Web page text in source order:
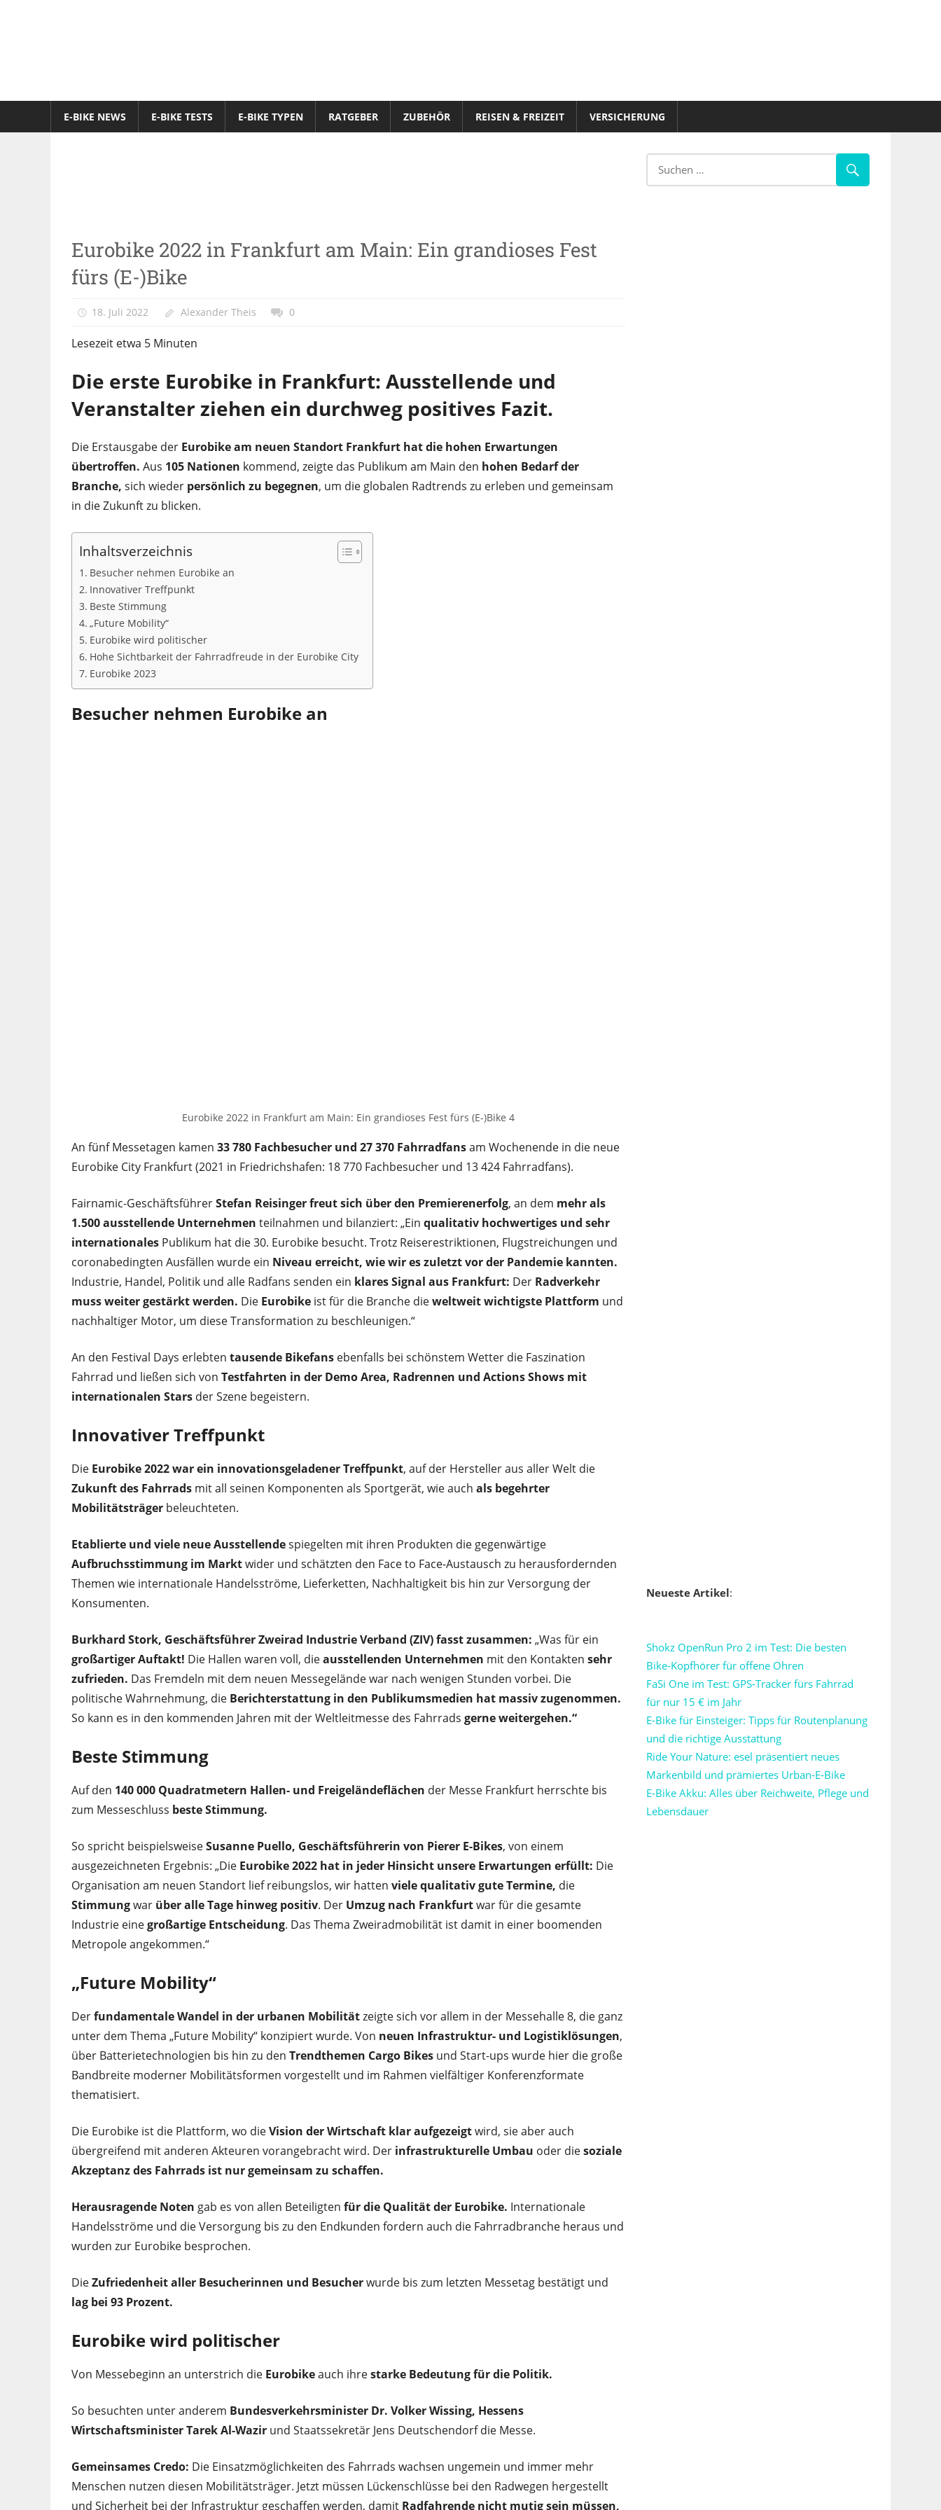
Online-
E-BIKE NEWS E-BIKE TESTS E-BIKE TYPEN RATGEBER ZUBEHÖR REISEN & FREIZEIT VERSICHERUNG
Veranstaltungen
Eurobike 2022 in Frankfurt am Main: Ein grandioses Fest
fürs (E-)Bike
18. Juli 2022 Alexander Theis 0
Lesezeit etwa 5 Minuten
Die erste Eurobike in Frankfurt: Ausstellende und
Veranstalter ziehen ein durchweg positives Fazit.
Die Erstausgabe der Eurobike am neuen Standort Frankfurt hat die hohen Erwartungen
übertroffen. Aus 105 Nationen kommend, zeigte das Publikum am Main den hohen Bedarf der
Branche, sich wieder persönlich zu begegnen, um die globalen Radtrends zu erleben und gemeinsam
in die Zukunft zu blicken.
Inhaltsverzeichnis
Besucher nehmen Eurobike an
Innovativer Treffpunkt
Beste Stimmung
„Future Mobility“
Eurobike wird politischer
Hohe Sichtbarkeit der Fahrradfreude in der Eurobike City
Eurobike 2023
Besucher nehmen Eurobike an
Eurobike 2022 in Frankfurt am Main: Ein grandioses Fest fürs (E-)Bike 4
An fünf Messetagen kamen 33 780 Fachbesucher und 27 370 Fahrradfansam Wochenende in die neue
Eurobike City Frankfurt (2021 in Friedrichshafen: 18 770 Fachbesucher und 13 424 Fahrradfans).
Fairnamic-GeschäftsführerStefan Reisinger freut sich über den Premierenerfolg, an dem mehr als
1.500 ausstellende Unternehmen teilnahmen und bilanziert: „Ein qualitativ hochwertiges und sehr
internationales Publikum hat die 30. Eurobike besucht. Trotz Reiserestriktionen, Flugstreichungen und
coronabedingten Ausfällen wurde ein Niveau erreicht, wie wir es zuletzt vor der Pandemie kannten.
Industrie, Handel, Politik und alle Radfans senden ein klares Signal aus Frankfurt: Der Radverkehr
muss weiter gestärkt werden. Die Eurobike ist für die Branche dieweltweit wichtigste Plattform und
nachhaltiger Motor, um diese Transformation zu beschleunigen.“
An den Festival Days erlebten tausende Bikefans ebenfalls bei schönstem Wetter die Faszination
Fahrrad und ließen sich von Testfahrten in der Demo Area, Radrennen und Actions Shows mit
internationalen Stars der Szene begeistern.
Innovativer Treffpunkt
Die Eurobike 2022 war ein innovationsgeladener Treffpunkt, auf der Hersteller aus aller Welt die
Zukunft des Fahrrads mit all seinen Komponenten als Sportgerät, wie auch als begehrter
Mobilitätsträger beleuchteten.
Etablierte und viele neue Ausstellendespiegelten mit ihren Produkten die gegenwärtige
Aufbruchsstimmung im Marktwider und schätzten den Face to Face-Austausch zu herausfordernden
Themen wie internationale Handelsströme, Lieferketten, Nachhaltigkeit bis hin zur Versorgung der
Konsumenten.
Burkhard Stork, Geschäftsführer Zweirad Industrie Verband (ZIV) fasst zusammen: „Was für ein
großartiger Auftakt! Die Hallen waren voll, dieausstellenden Unternehmen mit den Kontakten sehr
zufrieden. Das Fremdeln mit dem neuen Messegelände war nach wenigen Stunden vorbei. Die
politische Wahrnehmung, die Berichterstattung in den Publikumsmedien hat massiv zugenommen.
So kann es in den kommenden Jahren mit der Weltleitmesse des Fahrrads gerne weitergehen.“
Beste Stimmung
Auf den 140 000 Quadratmetern Hallen- und Freigeländeflächen der Messe Frankfurt herrschte bis
zum Messeschluss beste Stimmung.
So spricht beispielsweiseSusanne Puello, Geschäftsführerin von Pierer E-Bikes, von einem
ausgezeichneten Ergebnis: „Die Eurobike 2022 hat in jeder Hinsicht unsere Erwartungen erfüllt: Die
Organisation am neuen Standort lief reibungslos, wir hatten viele qualitativ gute Termine, die
Stimmungwar über alle Tage hinweg positiv. Der Umzug nach Frankfurtwar für die gesamte
Industrie einegroßartige Entscheidung. Das Thema Zweiradmobilität ist damit in einer boomenden
Metropole angekommen.“
„Future Mobility“
Derfundamentale Wandel in der urbanen Mobilitätzeigte sich vor allem in der Messehalle 8, die ganz
unter dem Thema „Future Mobility“ konzipiert wurde. Von neuen Infrastruktur- und Logistiklösungen,
über Batterietechnologien bis hin zu den Trendthemen Cargo Bikes und Start-ups wurde hier die große
Bandbreite moderner Mobilitätsformen vorgestellt und im Rahmen vielfältiger Konferenzformate
thematisiert.
Die Eurobike ist die Plattform, wo dieVision der Wirtschaft klar aufgezeigtwird, sie aber auch
übergreifend mit anderen Akteuren vorangebracht wird. Der infrastrukturelle Umbau oder diesoziale
Akzeptanz des Fahrrads ist nur gemeinsam zu schaffen.
Herausragende Noten gab es von allen Beteiligten für die Qualität der Eurobike. Internationale
Handelsströme und die Versorgung bis zu den Endkunden fordern auch die Fahrradbranche heraus und
wurden zur Eurobike besprochen.
DieZufriedenheit aller Besucherinnen und Besucherwurde bis zum letzten Messetag bestätigt und
lag bei 93 Prozent.
Eurobike wird politischer
Von Messebeginn an unterstrich die Eurobikeauch ihrestarke Bedeutung für die Politik.
So besuchten unter anderem Bundesverkehrsminister Dr. Volker Wissing, Hessens
Wirtschaftsminister Tarek Al-Wazir und Staatssekretär Jens Deutschendorf die Messe.
Gemeinsames Credo: Die Einsatzmöglichkeiten des Fahrrads wachsen ungemein und immer mehr
Menschen nutzen diesen Mobilitätsträger. Jetzt müssen Lückenschlüsse bei den Radwegen hergestellt
und Sicherheit bei der Infrastruktur geschaffen werden, damit Radfahrende nicht mutig sein müssen,
Neueste Artikel:
Shokz OpenRun Pro 2 im Test: Die besten
Bike-Kopfhörer für offene Ohren
FaSi One im Test: GPS-Tracker fürs Fahrrad
für nur 15 € im Jahr
E-Bike für Einsteiger: Tipps für Routenplanung
und die richtige Ausstattung
Ride Your Nature: esel präsentiert neues
Markenbild und prämiertes Urban-E-Bike
E-Bike Akku: Alles über Reichweite, Pflege und
Lebensdauer